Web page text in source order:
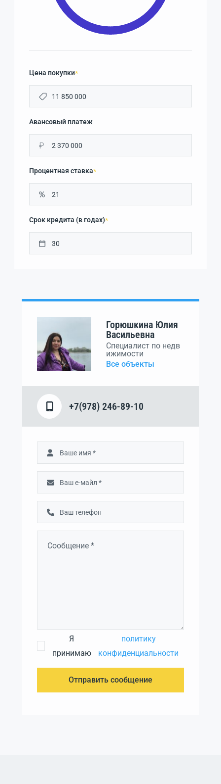
Цена покупки*
Авансовый платеж
₽
Процентная ставка*
Срок кредита (в годах)*
Горюшкина Юлия
Васильевна
Специалист по недв
ижимости
Все объекты
+7(978) 246-89-10
Я
принимаю
политику
конфиденциальности
Отправить сообщение